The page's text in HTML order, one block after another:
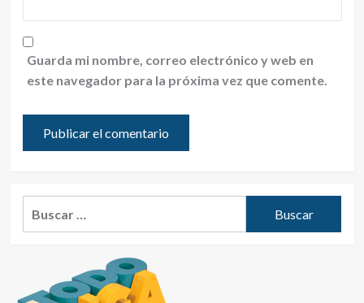
Guarda mi nombre, correo electrónico y web en
este navegador para la próxima vez que comente.